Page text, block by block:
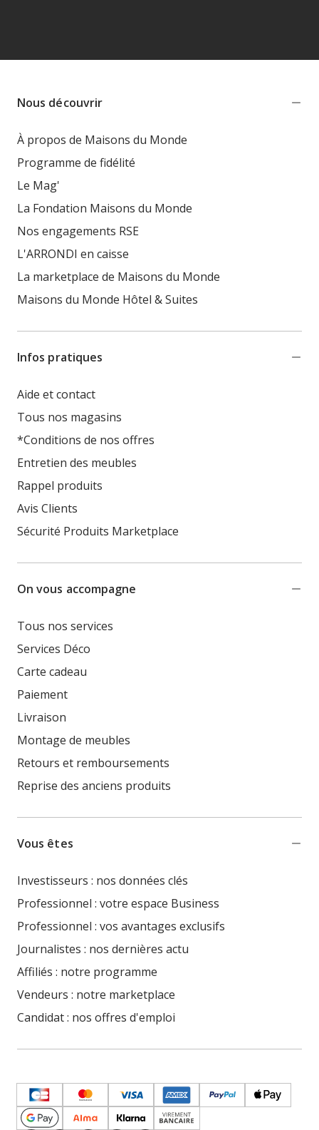
Nous découvrir
À propos de Maisons du Monde
Programme de fidélité
Le Mag'
La Fondation Maisons du Monde
Nos engagements RSE
L'ARRONDI en caisse
La marketplace de Maisons du Monde
Maisons du Monde Hôtel & Suites
Infos pratiques
Aide et contact
Tous nos magasins
*Conditions de nos offres
Entretien des meubles
Rappel produits
Avis Clients
Sécurité Produits Marketplace
On vous accompagne
Tous nos services
Services Déco
Carte cadeau
Paiement
Livraison
Montage de meubles
Retours et remboursements
Reprise des anciens produits
Vous êtes
Investisseurs : nos données clés
Professionnel : votre espace Business
Professionnel : vos avantages exclusifs
Journalistes : nos dernières actu
Affiliés : notre programme
Vendeurs : notre marketplace
Candidat : nos offres d'emploi